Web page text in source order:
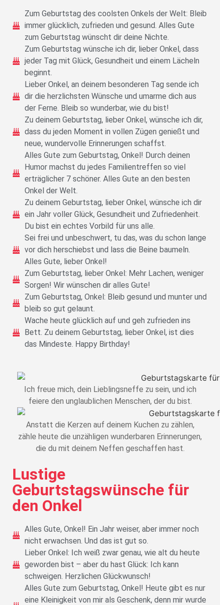
Zum Geburtstag des coolsten Onkels der Welt: Bleib
immer glücklich, zufrieden und gesund. Alles Gute
zum Geburtstag wünscht dir deine Nichte.
Zum Geburtstag wünsche ich dir, lieber Onkel, dass
jeder Tag mit Glück, Gesundheit und einem Lächeln
beginnt.
Lieber Onkel, an deinem besonderen Tag sende ich
dir die herzlichsten Wünsche und umarme dich aus
der Ferne. Bleib so wunderbar, wie du bist!
Zu deinem Geburtstag, lieber Onkel, wünsche ich dir,
dass du jeden Moment in vollen Zügen genießt und
neue, wundervolle Erinnerungen schaffst.
Alles Gute zum Geburtstag, Onkel! Durch deinen
Humor machst du jedes Familientreffen so viel
erträglicher 7 schöner. Alles Gute an den besten
Onkel der Welt.
Zu deinem Geburtstag, lieber Onkel, wünsche ich dir
ein Jahr voller Glück, Gesundheit und Zufriedenheit.
Du bist ein echtes Vorbild für uns alle.
Sei frei und unbeschwert, tu das, was du schon lange
vor dich herschiebst und lass die Beine baumeln.
Alles Gute, lieber Onkel!
Zum Geburtstag, lieber Onkel: Mehr Lachen, weniger
Sorgen! Wir wünschen dir alles Gute!
Zum Geburtstag, Onkel: Bleib gesund und munter und
bleib so gut gelaunt.
Wache heute glücklich auf und geh zufrieden ins
Bett. Zu deinem Geburtstag, lieber Onkel, ist dies
das Mindeste. Happy Birthday!
Ich freue mich, dein Lieblingsneffe zu sein, und ich
feiere den unglaublichen Menschen, der du bist.
Anstatt die Kerzen auf deinem Kuchen zu zählen,
zähle heute die unzähligen wunderbaren Erinnerungen,
die du mit deinem Neffen geschaffen hast.
Lustige
Geburtstagswünsche für
den Onkel
Alles Gute, Onkel! Ein Jahr weiser, aber immer noch
nicht erwachsen. Und das ist gut so.
Lieber Onkel: Ich weiß zwar genau, wie alt du heute
geworden bist – aber du hast Glück: Ich kann
schweigen. Herzlichen Glückwunsch!
Alles Gute zum Geburtstag, Onkel! Heute gibt es nur
eine Kleinigkeit von mir als Geschenk, denn mir wurde